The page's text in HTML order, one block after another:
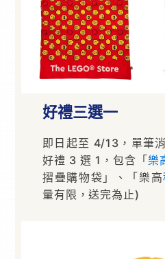
好禮三選一
即日起至 4/13，單筆
好禮 3 選 1，包含「 樂
摺疊購物袋」、「樂高
量有限，送完為止)